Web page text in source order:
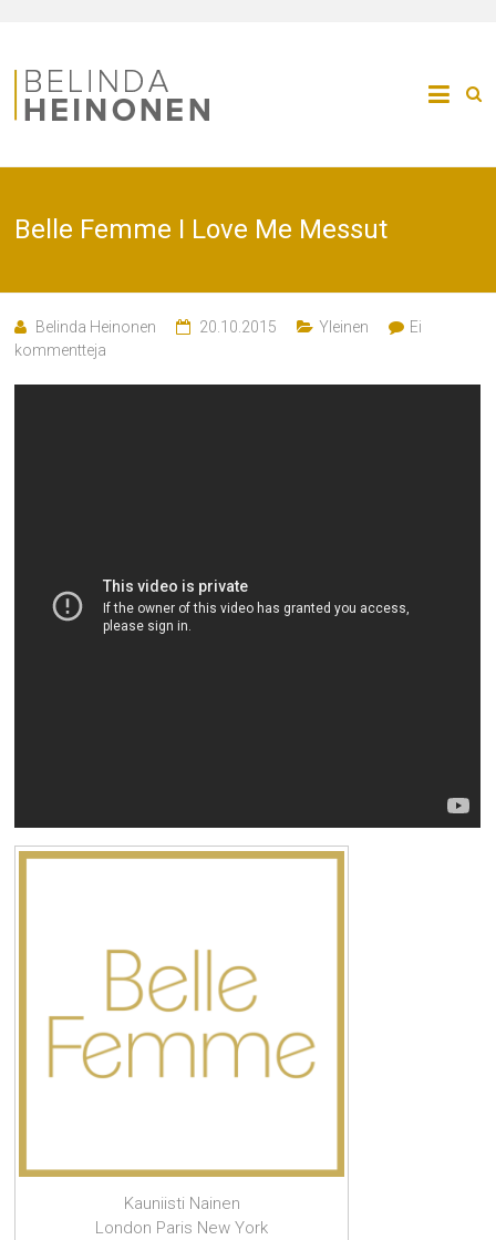
Belle Femme I Love Me Messut
Belinda Heinonen 20.10.2015 Yleinen
Ei
kommentteja
Kauniisti Nainen
London Paris New York